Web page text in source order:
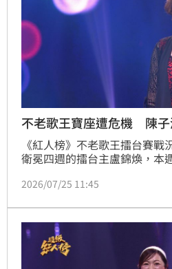
不老歌王寶座遭危機 陳子
《紅人榜》不老歌王擂台賽
衛冕四週的擂台主盧錦煥，本
經典歌曲《淚酒》，讓評審陳
與親切可愛的舞台魅力，更再
定，大讚：「恰到好處！」精
主寶座面臨不小威脅，究竟
冕？
2026/07/25 11:45